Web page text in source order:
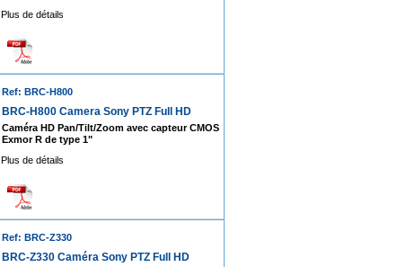
Plus de détails
Ref: BRC-H800
BRC-H800 Camera Sony PTZ Full HD
Caméra HD Pan/Tilt/Zoom avec capteur CMOS
Exmor R de type 1"
Plus de détails
Ref: BRC-Z330
BRC-Z330 Caméra Sony PTZ Full HD